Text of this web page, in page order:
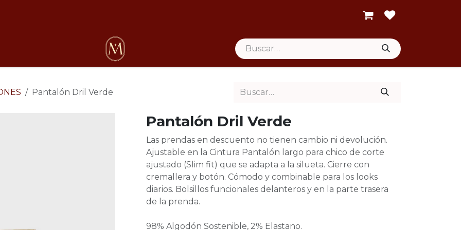
Pantalón Dril Verde
Pantalón Dril Verde
Las prendas en descuento no tienen cambio ni devolución.
Ajustable en la Cintura Pantalón largo para chico de corte
ajustado (Slim fit) que se adapta a la silueta. Cierre con
cremallera y botón. Cómodo y combinable para los looks
diarios. Bolsillos funcionales delanteros y en la parte trasera
de la prenda.
98% Algodón Sostenible, 2% Elastano.